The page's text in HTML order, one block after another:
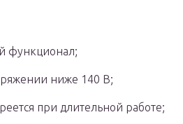
функционал;
ниже 140 В;
при длительной работе;